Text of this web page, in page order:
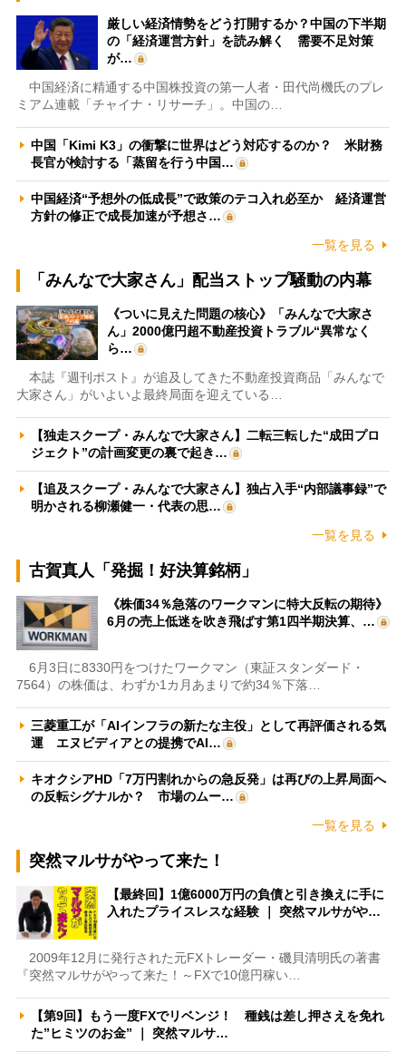
厳しい経済情勢をどう打開するか？中国の下半期
の「経済運営方針」を読み解く 需要不足対策
が…
中国経済に精通する中国株投資の第一人者・田代尚機氏のプレ
ミアム連載「チャイナ・リサーチ」。中国の…
中国「Kimi K3」の衝撃に世界はどう対応するのか？ 米財務
長官が検討する「蒸留を行う中国…
中国経済“予想外の低成長”で政策のテコ入れ必至か 経済運営
方針の修正で成長加速が予想さ…
一覧を見る
「みんなで大家さん」配当ストップ騒動の内幕
《ついに見えた問題の核心》「みんなで大家さ
ん」2000億円超不動産投資トラブル“異常なく
ら…
本誌『週刊ポスト』が追及してきた不動産投資商品「みんなで
大家さん」がいよいよ最終局面を迎えている…
【独走スクープ・みんなで大家さん】二転三転した“成田プロ
ジェクト”の計画変更の裏で起き…
【追及スクープ・みんなで大家さん】独占入手“内部議事録”で
明かされる柳瀬健一・代表の思…
一覧を見る
古賀真人「発掘！好決算銘柄」
《株価34％急落のワークマンに特大反転の期待》
6月の売上低迷を吹き飛ばす第1四半期決算、…
6月3日に8330円をつけたワークマン（東証スタンダード・
7564）の株価は、わずか1カ月あまりで約34％下落…
三菱重工が「AIインフラの新たな主役」として再評価される気
運 エヌビディアとの提携でAI…
キオクシアHD「7万円割れからの急反発」は再びの上昇局面へ
の反転シグナルか？ 市場のムー…
一覧を見る
突然マルサがやって来た！
【最終回】1億6000万円の負債と引き換えに手に
入れたプライスレスな経験 ｜ 突然マルサがや…
2009年12月に発行された元FXトレーダー・磯貝清明氏の著書
『突然マルサがやって来た！～FXで10億円稼い…
【第9回】もう一度FXでリベンジ！ 種銭は差し押さえを免れ
た”ヒミツのお金” ｜ 突然マルサ…